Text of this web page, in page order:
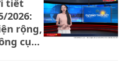
tiết
2026:
rộng,
cục